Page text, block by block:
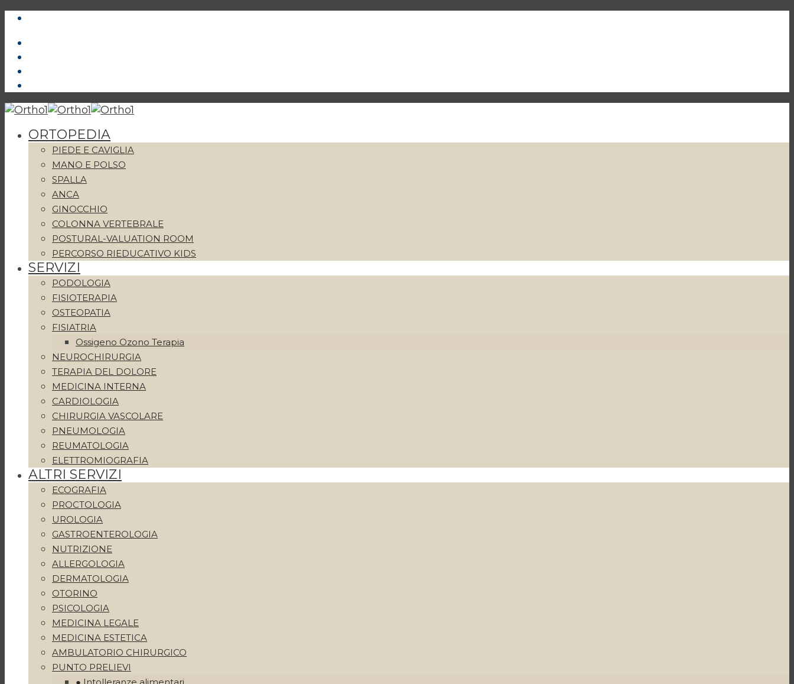
ORTOPEDIA
PIEDE E CAVIGLIA
MANO E POLSO
SPALLA
ANCA
GINOCCHIO
COLONNA VERTEBRALE
POSTURAL-VALUATION ROOM
PERCORSO RIEDUCATIVO KIDS
SERVIZI
PODOLOGIA
FISIOTERAPIA
OSTEOPATIA
FISIATRIA
Ossigeno Ozono Terapia
NEUROCHIRURGIA
TERAPIA DEL DOLORE
MEDICINA INTERNA
CARDIOLOGIA
CHIRURGIA VASCOLARE
PNEUMOLOGIA
REUMATOLOGIA
ELETTROMIOGRAFIA
ALTRI SERVIZI
ECOGRAFIA
PROCTOLOGIA
UROLOGIA
GASTROENTEROLOGIA
NUTRIZIONE
ALLERGOLOGIA
DERMATOLOGIA
OTORINO
PSICOLOGIA
MEDICINA LEGALE
MEDICINA ESTETICA
AMBULATORIO CHIRURGICO
PUNTO PRELIEVI